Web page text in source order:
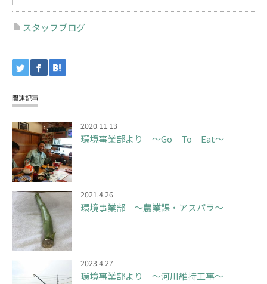
スタッフブログ
関連記事
2020.11.13
環境事業部より ～Go To Eat～
2021.4.26
環境事業部 ～農業課・アスパラ～
2023.4.27
環境事業部より ～河川維持工事～